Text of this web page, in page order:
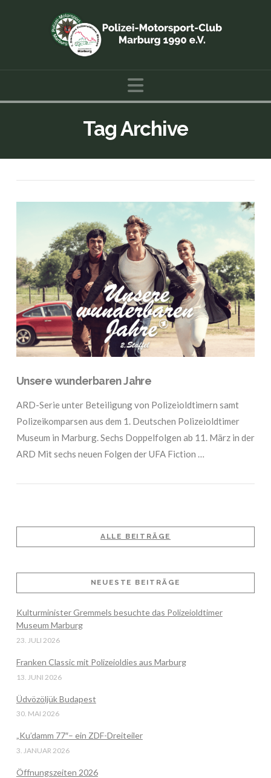
Navigation
Tag Archive
Unsere wunderbaren Jahre
ARD-Serie unter Beteiligung von Polizeioldtimern samt
Polizeikomparsen aus dem 1. Deutschen Polizeioldtimer
Museum in Marburg. Sechs Doppelfolgen ab 11. März in der
ARD Mit sechs neuen Folgen der UFA Fiction …
ALLE BEITRÄGE
NEUESTE BEITRÄGE
Kulturminister Gremmels besuchte das Polizeioldtimer
Museum Marburg
23. JULI 2026
Franken Classic mit Polizeioldies aus Marburg
13. JUNI 2026
Üdvözöljük Budapest
30. MAI 2026
„Ku’damm 77″– ein ZDF-Dreiteiler
3. JANUAR 2026
Öffnungszeiten 2026